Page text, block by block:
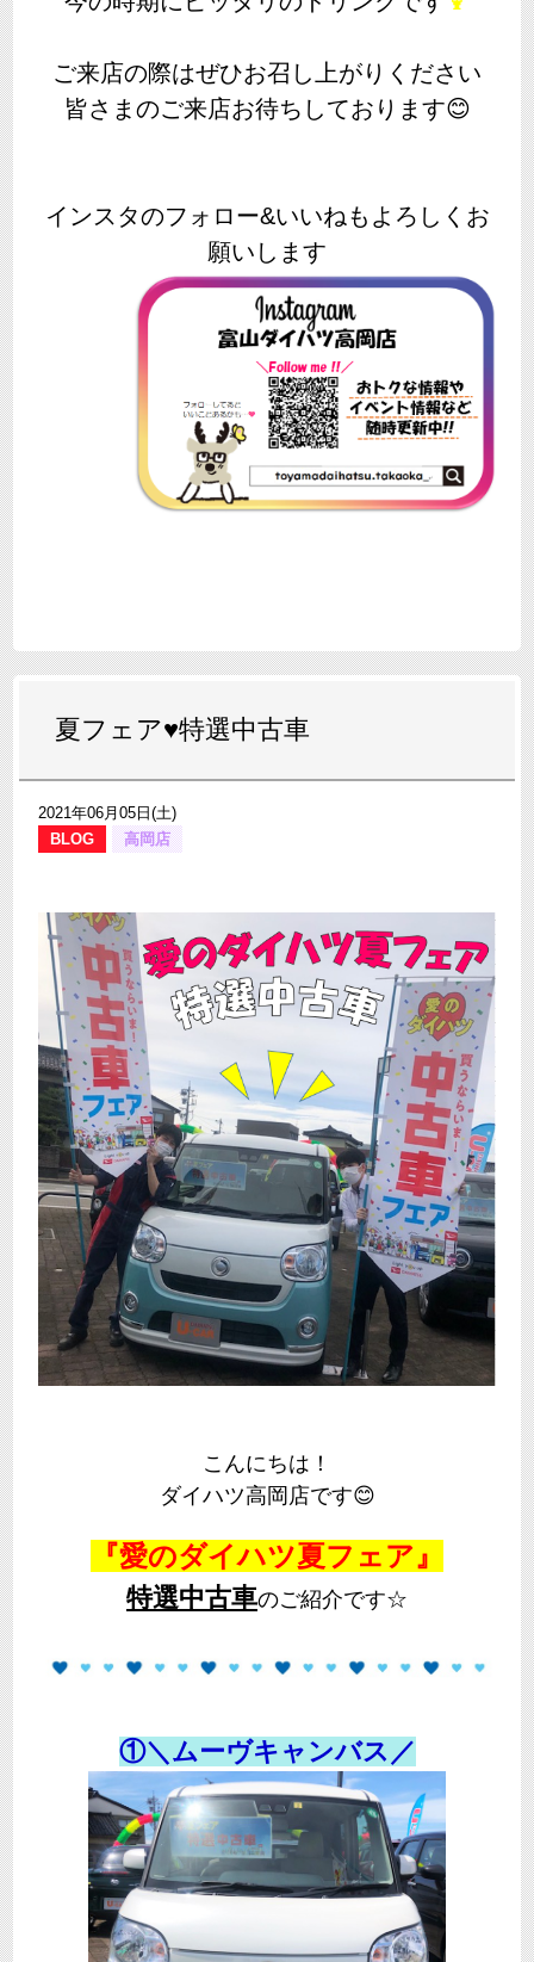
ご来店の際はぜひお召し上がりください
皆さまのご来店お待ちしております😊
インスタのフォロー&いいねもよろしくお
願いします
夏フェア♥特選中古車
2021年06月05日(土)
BLOG
高岡店
こんにちは！
ダイハツ高岡店です😊
『愛のダイハツ夏フェア』
特選中古車のご紹介です☆
①＼ムーヴキャンバス／